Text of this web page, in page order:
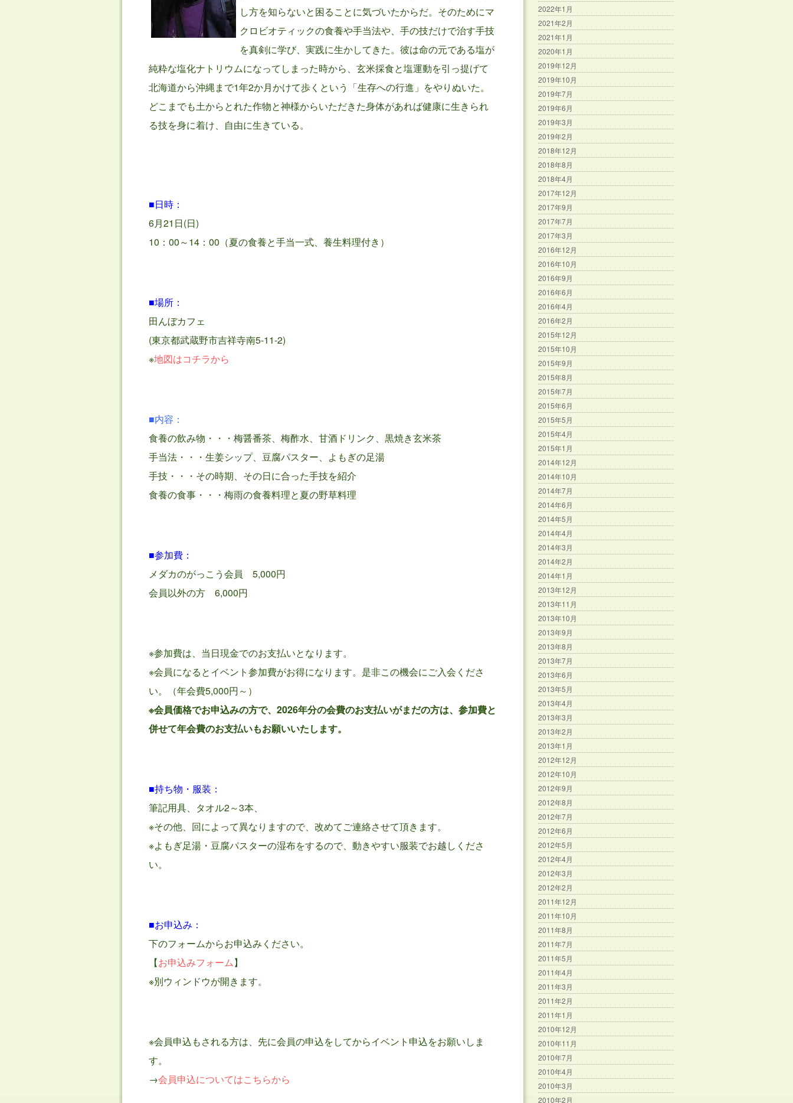
し方を知らないと困ることに気づいたからだ。そのためにマ
クロビオティックの食養や手当法や、手の技だけで治す手技
を真剣に学び、実践に生かしてきた。彼は命の元である塩が
純粋な塩化ナトリウムになってしまった時から、玄米採食と塩運動を引っ提げて
北海道から沖縄まで1年2か月かけて歩くという「生存への行進」をやりぬいた。
どこまでも土からとれた作物と神様からいただきた身体があれば健康に生きられ
る技を身に着け、自由に生きている。
■日時：
6月21日(日)
10：00～14：00（夏の食養と手当一式、養生料理付き）
■場所：
田んぼカフェ
(東京都武蔵野市吉祥寺南5-11-2)
※地図はコチラから
■内容：
食養の飲み物・・・梅醤番茶、梅酢水、甘酒ドリンク、黒焼き玄米茶
手当法・・・生姜シップ、豆腐パスター、よもぎの足湯
手技・・・その時期、その日に合った手技を紹介
食養の食事・・・梅雨の食養料理と夏の野草料理
■参加費：
メダカのがっこう会員 5,000円
会員以外の方 6,000円
※参加費は、当日現金でのお支払いとなります。
※会員になるとイベント参加費がお得になります。是非この機会にご入会くださ
い。（年会費5,000円～）
※会員価格でお申込みの方で、2026年分の会費のお支払いがまだの方は、参加費と
併せて年会費のお支払いもお願いいたします。
■持ち物・服装：
筆記用具、タオル2～3本、
※その他、回によって異なりますので、改めてご連絡させて頂きます。
※よもぎ足湯・豆腐パスターの湿布をするので、動きやすい服装でお越しくださ
い。
■お申込み：
下のフォームからお申込みください。
【お申込みフォーム】
※別ウィンドウが開きます。
※会員申込もされる方は、先に会員の申込をしてからイベント申込をお願いしま
す。
→会員申込についてはこちらから
2022年1月
2021年2月
2021年1月
2020年1月
2019年12月
2019年10月
2019年7月
2019年6月
2019年3月
2019年2月
2018年12月
2018年8月
2018年4月
2017年12月
2017年9月
2017年7月
2017年3月
2016年12月
2016年10月
2016年9月
2016年6月
2016年4月
2016年2月
2015年12月
2015年10月
2015年9月
2015年8月
2015年7月
2015年6月
2015年5月
2015年4月
2015年1月
2014年12月
2014年10月
2014年7月
2014年6月
2014年5月
2014年4月
2014年3月
2014年2月
2014年1月
2013年12月
2013年11月
2013年10月
2013年9月
2013年8月
2013年7月
2013年6月
2013年5月
2013年4月
2013年3月
2013年2月
2013年1月
2012年12月
2012年10月
2012年9月
2012年8月
2012年7月
2012年6月
2012年5月
2012年4月
2012年3月
2012年2月
2011年12月
2011年10月
2011年8月
2011年7月
2011年5月
2011年4月
2011年3月
2011年2月
2011年1月
2010年12月
2010年11月
2010年7月
2010年4月
2010年3月
2010年2月